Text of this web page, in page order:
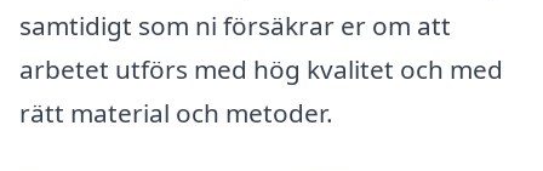
samtidigt som ni försäkrar er om att
arbetet utförs med hög kvalitet och med
rätt material och metoder.